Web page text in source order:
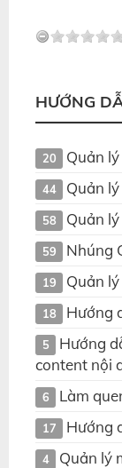
HƯỚNG
20 Quản
44 Quản
58 Quản
59 Nhúng
19 Quản
18 Hướng
5
Hướng
content nội
6 Làm
17 Hướng
4 Quản lý